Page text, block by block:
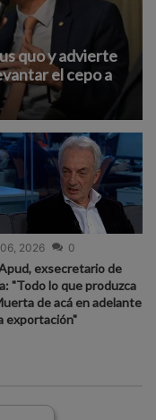
quo y advierte
el cepo a
2026 0
exsecretario de
"Todo lo que produzca
de acá en adelante
exportación"